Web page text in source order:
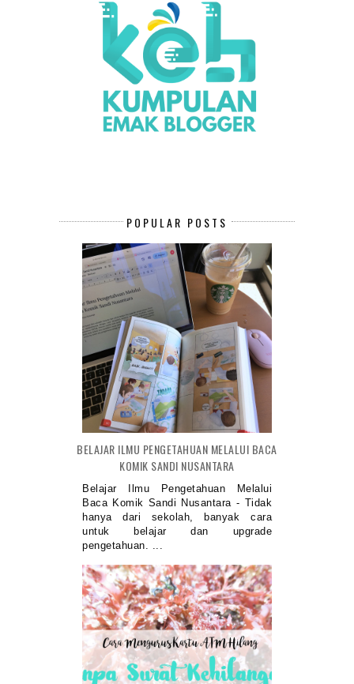
POPULAR POSTS
BELAJAR ILMU PENGETAHUAN MELALUI BACA
KOMIK SANDI NUSANTARA
Belajar Ilmu Pengetahuan Melalui
Baca Komik Sandi Nusantara - Tidak
hanya dari sekolah, banyak cara
untuk belajar dan upgrade
pengetahuan. ...